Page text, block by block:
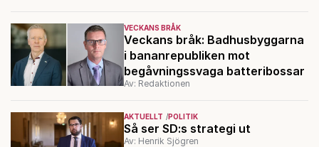
VECKANS BRÅK
Veckans bråk: Badhusbyggarna
i bananrepubliken mot
begåvningssvaga batteribossar
Av: Redaktionen
AKTUELLT POLITIK
Så ser SD:s strategi ut
Av: Henrik Sjögren